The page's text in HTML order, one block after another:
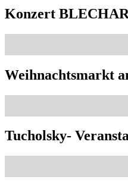
Konzert
Weihnachtsmarkt
Tucholsky-